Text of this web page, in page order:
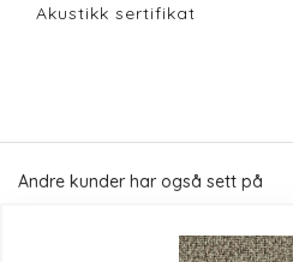
Akustikk sertifikat
Andre kunder har også sett på